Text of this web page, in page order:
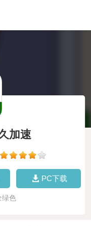
加速
PC下载
绿色